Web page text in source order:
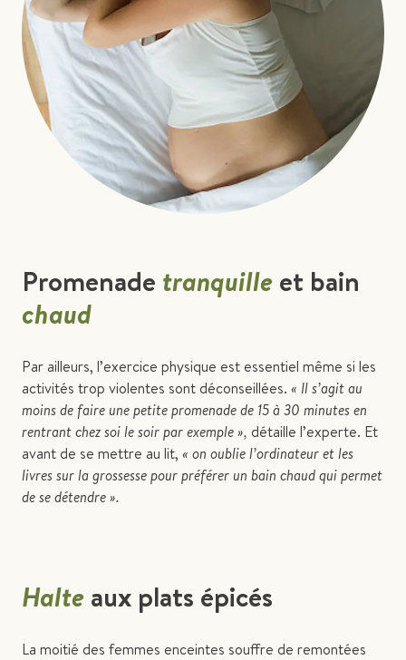
Promenade tranquilleet bain
chaud
Par ailleurs, l’exercice physique est essentiel même si les
activités trop violentes sont déconseillées. « Il s’agit au
moins de faire une petite promenade de 15 à 30 minutes en
rentrant chez soi le soir par exemple », détaille l’experte. Et
avant de se mettre au lit, « on oublie l’ordinateur et les
livres sur la grossesse pour préférer un bain chaud qui permet
de se détendre ».
Halteaux plats épicés
La moitié des femmes enceintes souffre de remontées